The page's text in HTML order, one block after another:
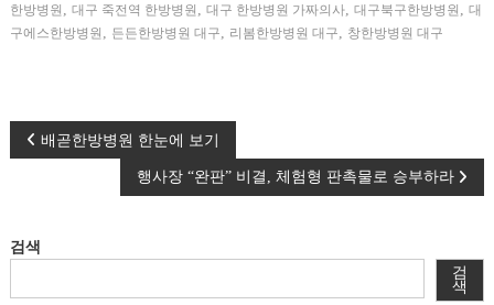
한방병원 , 대구 죽전역 한방병원 , 대구 한방병원 가짜의사, 대구북구한방병원 , 대
구에스한방병원 , 든든한방병원 대구, 리봄한방병원 대구, 창한방병원 대구
글
색
배곧한방병원 한눈에 보기
행사장 “완판” 비결, 체험형 판촉물로 승부하라
검색
검
색